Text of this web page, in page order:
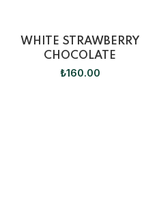
WHITE STRAWBERRY
CHOCOLATE
₺160.00